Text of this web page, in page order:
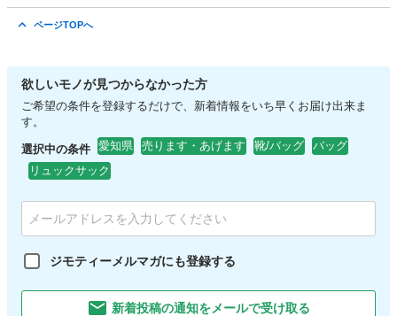
ページTOPへ
欲しいモノが見つからなかった方
ご希望の条件を登録するだけで、新着情報をいち早くお届け出来ま
す。
選択中の条件 愛知県 売ります・あげます 靴/バッグ
バッグ
リュックサック
ジモティーメルマガにも登録する
新着投稿の通知をメールで受け取る